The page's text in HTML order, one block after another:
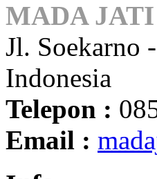
MADA
Jl. Soekarno
Indonesia
Telepon :
Email :